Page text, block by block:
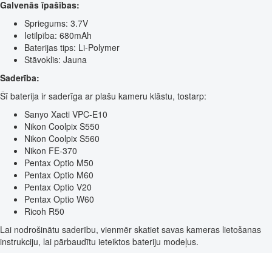
Galvenās īpašības:
Spriegums: 3.7V
Ietilpība: 680mAh
Baterijas tips: Li-Polymer
Stāvoklis: Jauna
Saderība:
Šī baterija ir saderīga ar plašu kameru klāstu, tostarp:
Sanyo Xacti VPC-E10
Nikon Coolpix S550
Nikon Coolpix S560
Nikon FE-370
Pentax Optio M50
Pentax Optio M60
Pentax Optio V20
Pentax Optio W60
Ricoh R50
Lai nodrošinātu saderību, vienmēr skatiet savas kameras lietošanas
instrukciju, lai pārbaudītu ieteiktos bateriju modeļus.